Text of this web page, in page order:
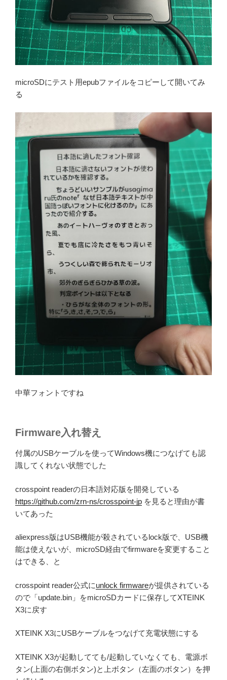
microSDにテスト用epubファイルをコピーして開いてみ
る
中華フォントですね
Firmware入れ替え
付属のUSBケーブルを使ってWindows機につなげても認
識してくれない状態でした
crosspoint readerの日本語対応版を開発している
https://github.com/zrn-ns/crosspoint-jp を見ると理由が書
いてあった
aliexpress版はUSB機能が殺されているlock版で、USB機
能は使えないが、microSD経由でfirmwareを変更すること
はできる、と
crosspoint reader公式にunlock firmwareが提供されている
ので「update.bin」をmicroSDカードに保存してXTEINK
X3に戻す
XTEINK X3にUSBケーブルをつなげて充電状態にする
XTEINK X3が起動してても/起動していなくても、電源ボ
タン(上面の右側ボタン)と上ボタン（左面のボタン）を押